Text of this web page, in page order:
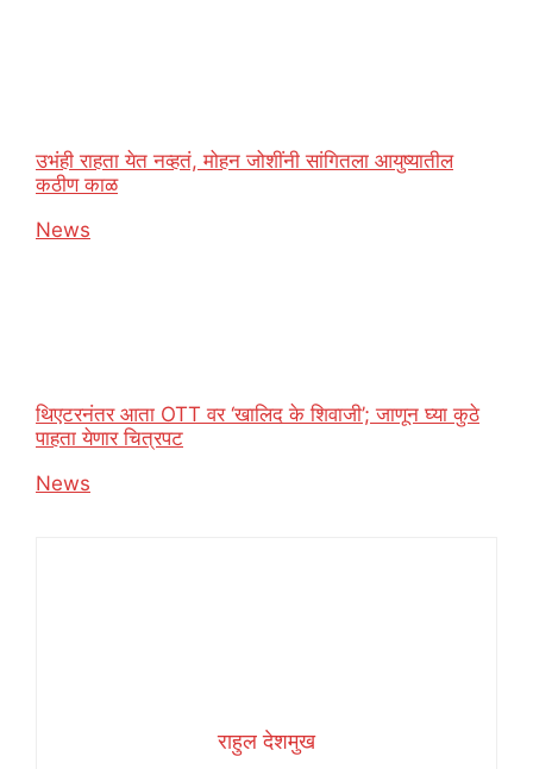
उभंही राहता येत नव्हतं, मोहन जोशींनी सांगितला आयुष्यातील
कठीण काळ
In relation to
News
थिएटरनंतर आता OTT वर ‘खालिद के शिवाजी’; जाणून घ्या कुठे
पाहता येणार चित्रपट
In relation to
News
राहुल देशमुख